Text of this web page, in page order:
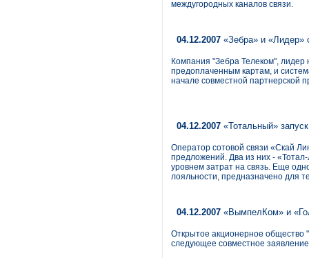
междугородных каналов связи.
04.12.2007 «Зебра» и «Лидер»
Компания "Зебра Телеком", лидер
предоплаченным картам, и
начале совместной партнерской
04.12.2007 «Тотальный»
Оператор сотовой связи «Скай
предложений. Два из них -
уровнем затрат на связь. Еще
лояльности, предназначено для
04.12.2007 «ВымпелКом» и
Открытое акционерное общество
следующее совместное